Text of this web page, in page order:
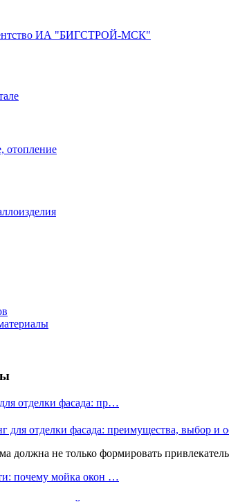
ИА "БИГСТРОЙ-МСК"
отопление
отделки фасада: пр…
должна не только формировать
почему мойка окон …